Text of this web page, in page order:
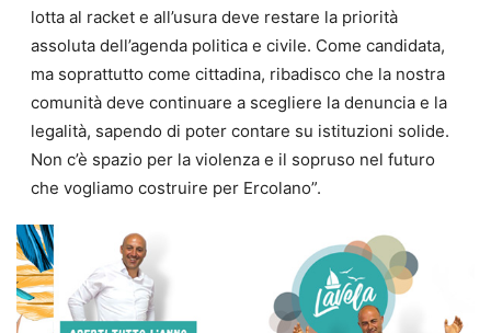
lotta al racket e all’usura deve restare la priorità
assoluta dell’agenda politica e civile. Come candidata,
ma soprattutto come cittadina, ribadisco che la nostra
comunità deve continuare a scegliere la denuncia e la
legalità, sapendo di poter contare su istituzioni solide.
Non c’è spazio per la violenza e il sopruso nel futuro
che vogliamo costruire per Ercolano”.